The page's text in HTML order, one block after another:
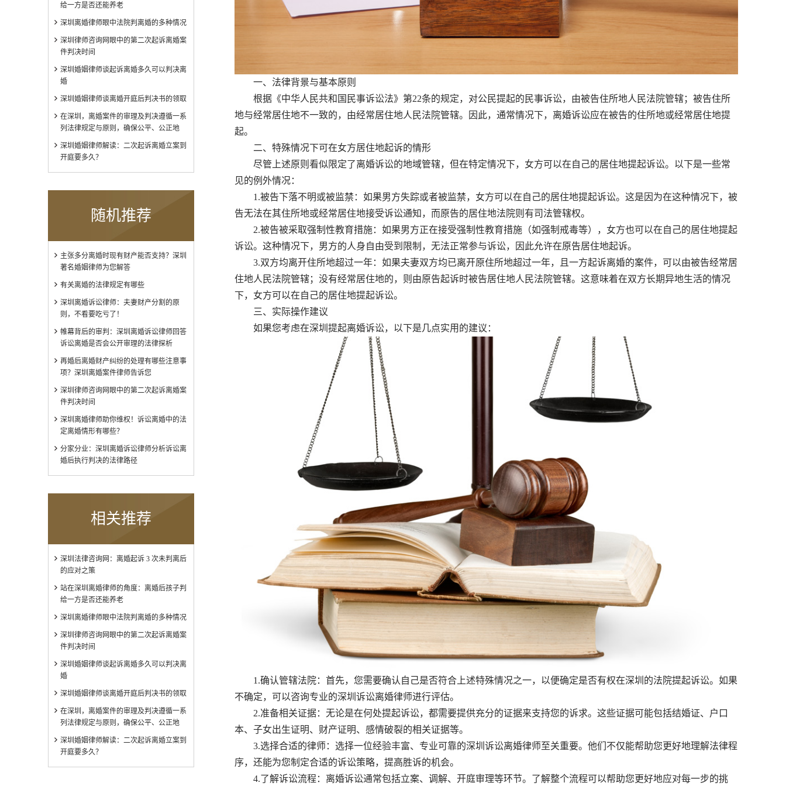
给一方是否还能养老
深圳离婚律师眼中法院判离婚的多种情况
深圳律师咨询网眼中的第二次起诉离婚案
件判决时间
深圳婚姻律师谈起诉离婚多久可以判决离
婚
深圳婚姻律师谈离婚开庭后判决书的领取
在深圳，离婚案件的审理及判决遵循一系
列法律规定与原则，确保公平、公正地
深圳婚姻律师解读：二次起诉离婚立案到
开庭要多久？
随机推荐
主张多分离婚时现有财产能否支持？深圳
著名婚姻律师为您解答
有关离婚的法律规定有哪些
深圳离婚诉讼律师：夫妻财产分割的原
则，不看要吃亏了！
帷幕背后的审判：深圳离婚诉讼律师回答
诉讼离婚是否会公开审理的法律探析
再婚后离婚财产纠纷的处理有哪些注意事
项？深圳离婚案件律师告诉您
深圳律师咨询网眼中的第二次起诉离婚案
件判决时间
深圳离婚律师助你维权！诉讼离婚中的法
定离婚情形有哪些？
分家分业：深圳离婚诉讼律师分析诉讼离
婚后执行判决的法律路径
相关推荐
深圳法律咨询网：离婚起诉 3 次未判离后
的应对之策
站在深圳离婚律师的角度：离婚后孩子判
给一方是否还能养老
深圳离婚律师眼中法院判离婚的多种情况
深圳律师咨询网眼中的第二次起诉离婚案
件判决时间
深圳婚姻律师谈起诉离婚多久可以判决离
婚
深圳婚姻律师谈离婚开庭后判决书的领取
在深圳，离婚案件的审理及判决遵循一系
列法律规定与原则，确保公平、公正地
深圳婚姻律师解读：二次起诉离婚立案到
开庭要多久？
一、法律背景与基本原则
根据《中华人民共和国民事诉讼法》第22条的规定，对公民提起的民事诉讼，由被告住所地人民法院管辖；被告住所
地与经常居住地不一致的，由经常居住地人民法院管辖。因此，通常情况下，离婚诉讼应在被告的住所地或经常居住地提
起。
二、特殊情况下可在女方居住地起诉的情形
尽管上述原则看似限定了离婚诉讼的地域管辖，但在特定情况下，女方可以在自己的居住地提起诉讼。以下是一些常
见的例外情况：
1.被告下落不明或被监禁：如果男方失踪或者被监禁，女方可以在自己的居住地提起诉讼。这是因为在这种情况下，被
告无法在其住所地或经常居住地接受诉讼通知，而原告的居住地法院则有司法管辖权。
2.被告被采取强制性教育措施：如果男方正在接受强制性教育措施（如强制戒毒等），女方也可以在自己的居住地提起
诉讼。这种情况下，男方的人身自由受到限制，无法正常参与诉讼，因此允许在原告居住地起诉。
3.双方均离开住所地超过一年：如果夫妻双方均已离开原住所地超过一年，且一方起诉离婚的案件，可以由被告经常居
住地人民法院管辖；没有经常居住地的，则由原告起诉时被告居住地人民法院管辖。这意味着在双方长期异地生活的情况
下，女方可以在自己的居住地提起诉讼。
三、实际操作建议
如果您考虑在深圳提起离婚诉讼，以下是几点实用的建议：
1.确认管辖法院：首先，您需要确认自己是否符合上述特殊情况之一，以便确定是否有权在深圳的法院提起诉讼。如果
不确定，可以咨询专业的深圳诉讼离婚律师进行评估。
2.准备相关证据：无论是在何处提起诉讼，都需要提供充分的证据来支持您的诉求。这些证据可能包括结婚证、户口
本、子女出生证明、财产证明、感情破裂的相关证据等。
3.选择合适的律师：选择一位经验丰富、专业可靠的深圳诉讼离婚律师至关重要。他们不仅能帮助您更好地理解法律程
序，还能为您制定合适的诉讼策略，提高胜诉的机会。
4.了解诉讼流程：离婚诉讼通常包括立案、调解、开庭审理等环节。了解整个流程可以帮助您更好地应对每一步的挑